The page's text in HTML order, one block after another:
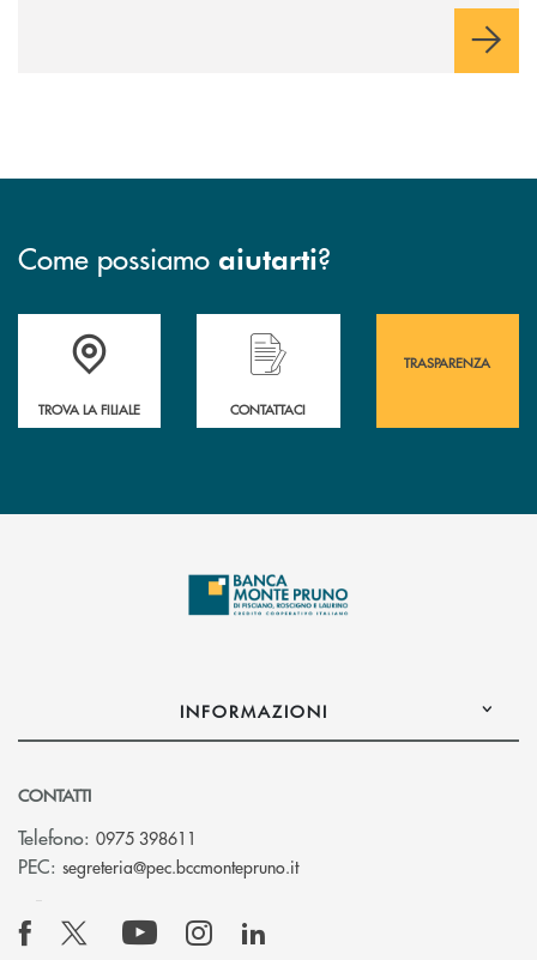
Come possiamo aiutarti?
Accedi all' elenco completo&nbsp; delle&nbsp; filiali&nbsp; di Banca
TROVA LA FILIALE
Hai bisogno di assistenza immediata?
CONTATTACI
TRASPARENZA
INFORMAZIONI
CONTATTI
Telefono: 0975 398611
PEC: segreteria@pec.bccmontepruno.it(si apre l’app di posta